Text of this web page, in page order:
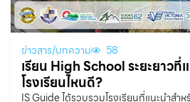
ข่าวสาร/บทความ 58
เรียน High School ระยะยาวที่
โรงเรียนไหนดี?
IS Guide ได้รวบรวมโรงเรียนที่แนะนำสำ